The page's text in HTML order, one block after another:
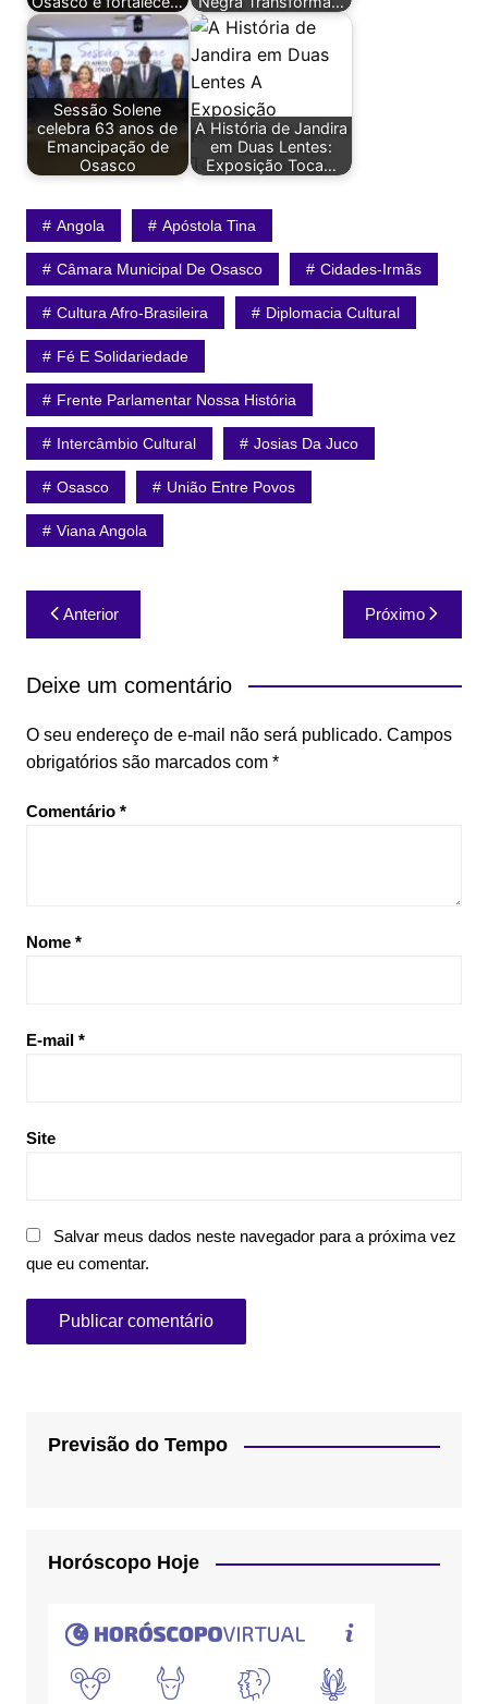
Sessão Solene
celebra 63 anos de
Emancipação de
Osasco
A História de Jandira
em Duas Lentes:
Exposição Toca…
Angola Apóstola Tina
Câmara Municipal De Osasco Cidades-Irmãs
Cultura Afro-Brasileira Diplomacia Cultural
Fé E Solidariedade
Frente Parlamentar Nossa História
Intercâmbio Cultural Josias Da Juco
Osasco União Entre Povos
Viana Angola
Navegação
de
Post
Anterior Próximo
Deixe um comentário
O seu endereço de e-mail não será publicado. Campos
obrigatórios são marcados com *
Comentário *
Nome *
E-mail *
Site
Salvar meus dados neste navegador para a próxima vez
que eu comentar.
Previsão do Tempo
Horóscopo Hoje